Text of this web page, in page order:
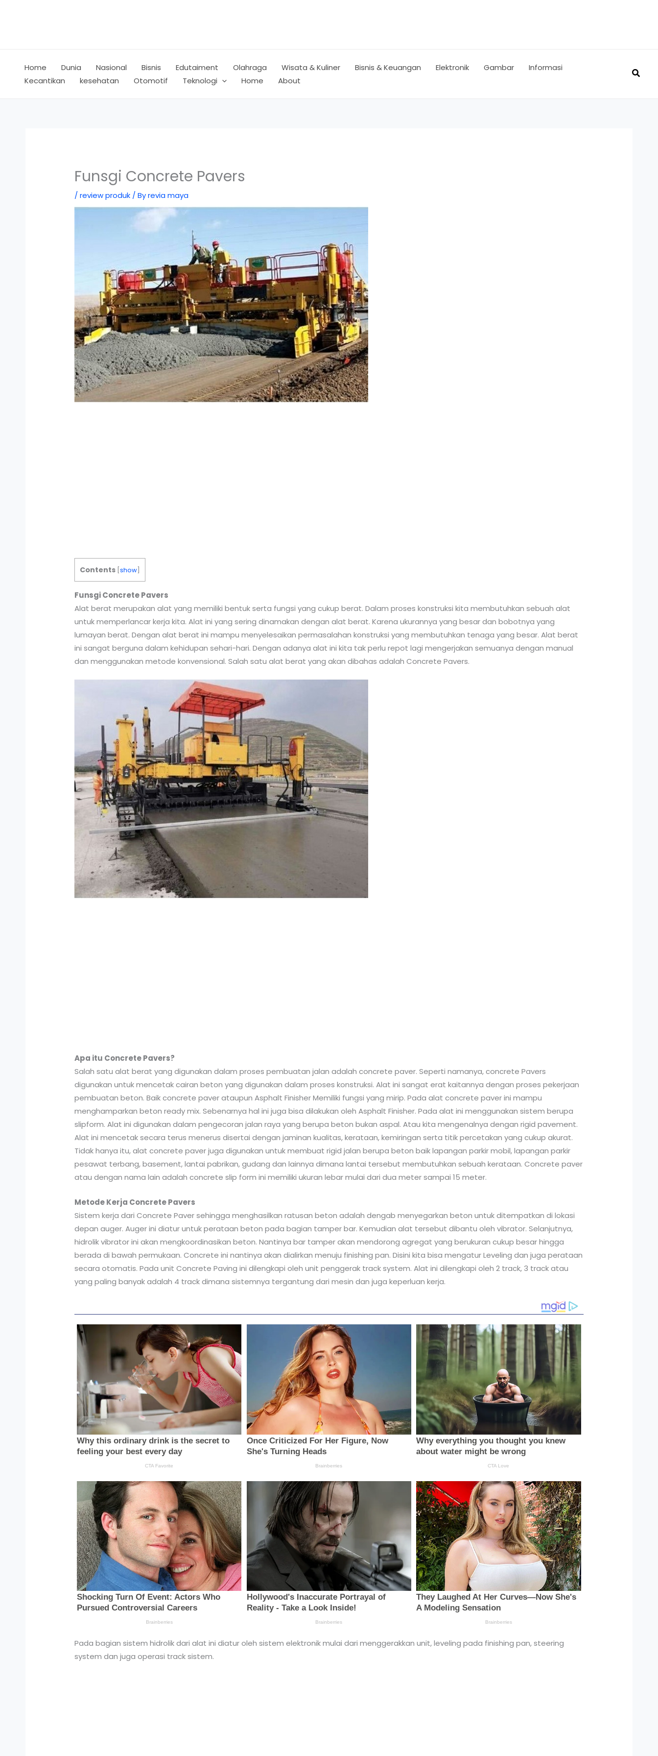
Home Dunia Nasional Bisnis Edutaiment Olahraga Wisata & Kuliner Bisnis & Keuangan Elektronik Gambar
Informasi
Kecantikan
kesehatan Otomotif Teknologi Home About
Funsgi Concrete Pavers
/review produk / Byrevia maya
Contents [show
FunsgiConcrete Pavers
Alat berat merupakan alat yang memiliki bentuk serta fungsi yang cukup berat. Dalam proses konstruksi kita membutuhkan sebuah alat
untuk memperlancar kerja kita. Alat ini yang sering dinamakan dengan alat berat. Karena ukurannya yang besar dan bobotnya yang
lumayan berat. Dengan alat berat ini mampu menyelesaikan permasalahan konstruksi yang membutuhkan tenaga yang besar. Alat berat
ini sangat berguna dalam kehidupan sehari-hari. Dengan adanya alat ini kita tak perlu repot lagi mengerjakan semuanya dengan manual
dan menggunakan metode konvensional. Salah satu alat berat yang akan dibahas adalah Concrete Pavers.
Apa itu Concrete Pavers?
Salah satu alat berat yang digunakan dalam proses pembuatan jalan adalah concrete paver. Seperti namanya, concrete Pavers
digunakan untuk mencetak cairan beton yang digunakan dalam proses konstruksi. Alat ini sangat erat kaitannya dengan proses pekerjaan
pembuatan beton. Baik concrete paver ataupun Asphalt Finisher Memiliki fungsi yang mirip. Pada alat concrete paver ini mampu
menghamparkan beton ready mix. Sebenarnya hal ini juga bisa dilakukan oleh Asphalt Finisher. Pada alat ini menggunakan sistem berupa
slipform. Alat ini digunakan dalam pengecoran jalan raya yang berupa beton bukan aspal. Atau kita mengenalnya dengan rigid pavement.
Alat ini mencetak secara terus menerus disertai dengan jaminan kualitas, kerataan, kemiringan serta titik percetakan yang cukup akurat.
Tidak hanya itu, alat concrete paver juga digunakan untuk membuat rigid jalan berupa beton baik lapangan parkir mobil, lapangan parkir
pesawat terbang, basement, lantai pabrikan, gudang dan lainnya dimana lantai tersebut membutuhkan sebuah kerataan. Concrete paver
atau dengan nama lain adalah concrete slip form ini memiliki ukuran lebar mulai dari dua meter sampai 15 meter.
Metode Kerja Concrete Pavers
Sistem kerja dari Concrete Paver sehingga menghasilkan ratusan beton adalah dengab menyegarkan beton untuk ditempatkan di lokasi
depan auger. Auger ini diatur untuk perataan beton pada bagian tamper bar. Kemudian alat tersebut dibantu oleh vibrator. Selanjutnya,
hidrolik vibrator ini akan mengkoordinasikan beton. Nantinya bar tamper akan mendorong agregat yang berukuran cukup besar hingga
berada di bawah permukaan. Concrete ini nantinya akan dialirkan menuju finishing pan. Disini kita bisa mengatur Leveling dan juga perataan
secara otomatis. Pada unit Concrete Paving ini dilengkapi oleh unit penggerak track system. Alat ini dilengkapi oleh 2 track, 3 track atau
yang paling banyak adalah 4 track dimana sistemnya tergantung dari mesin dan juga keperluan kerja.
Pada bagian sistem hidrolik dari alat ini diatur oleh sistem elektronik mulai dari menggerakkan unit, leveling pada finishing pan, steering
system dan juga operasi track sistem.